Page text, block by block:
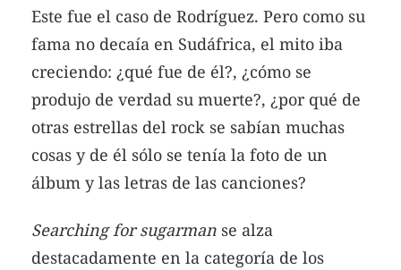
Este fue el caso de Rodríguez. Pero como su
fama no decaía en Sudáfrica, el mito iba
creciendo: ¿qué fue de él?, ¿cómo se
produjo de verdad su muerte?, ¿por qué de
otras estrellas del rock se sabían muchas
cosas y de él sólo se tenía la foto de un
álbum y las letras de las canciones?
Searching for sugarman se alza
destacadamente en la categoría de los